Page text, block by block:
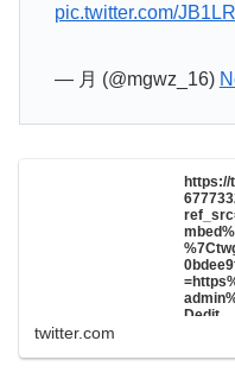
pic.twitter.com/
— 月 (@mgwz_16)
Dedit
twitter.com